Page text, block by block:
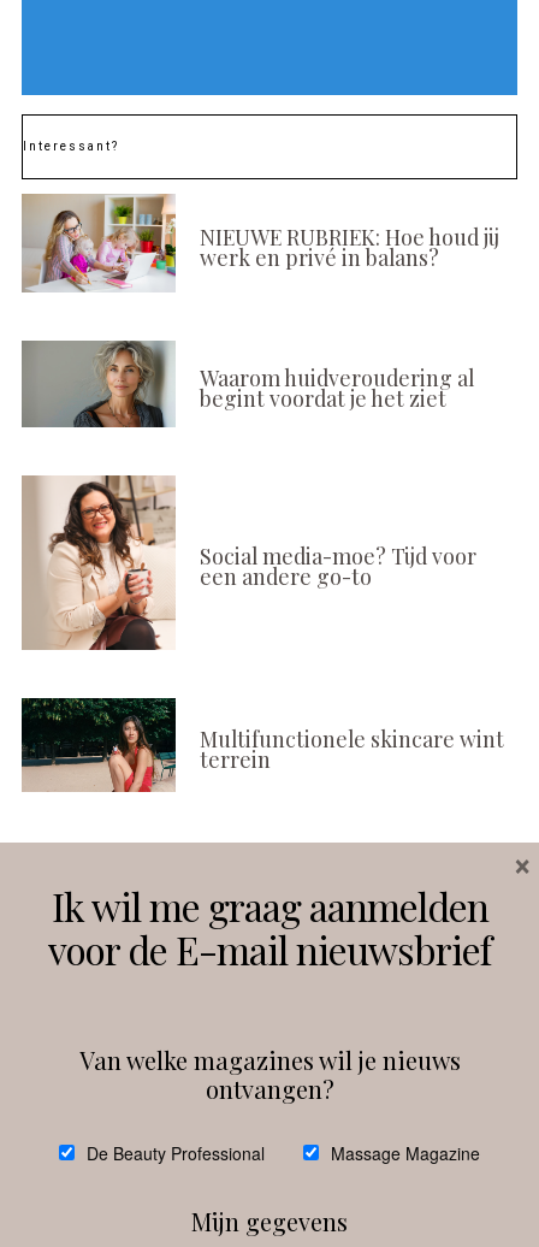
Interessant?
NIEUWE RUBRIEK: Hoe houd jij
werk en privé in balans?
Waarom huidveroudering al
begint voordat je het ziet
Social media-moe? Tijd voor
een andere go-to
Multifunctionele skincare wint
terrein
Instagram Facebook
debeautyprofessional
Ik wil me graag aanmelden
voor de E-mail nieuwsbrief
Van welke magazines wil je nieuws
ontvangen?
De Beauty Professional Massage Magazine
Mijn gegevens
×